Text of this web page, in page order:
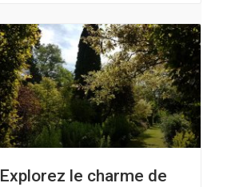
Explorez le charme de